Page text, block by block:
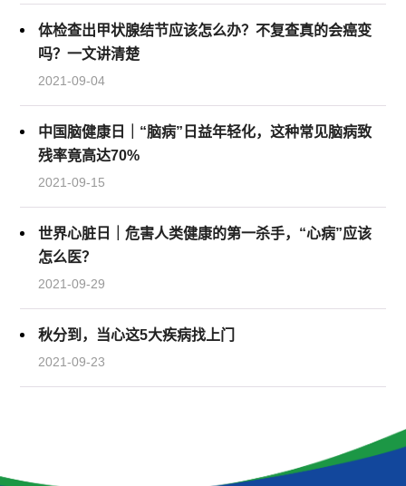
体检查出甲状腺结节应该怎么办？不复查真的会癌变
吗？一文讲清楚
2021-09-04
中国脑健康日｜“脑病”日益年轻化，这种常见脑病致
残率竟高达70%
2021-09-15
世界心脏日｜危害人类健康的第一杀手，“心病”应该
怎么医？
2021-09-29
秋分到，当心这5大疾病找上门
2021-09-23